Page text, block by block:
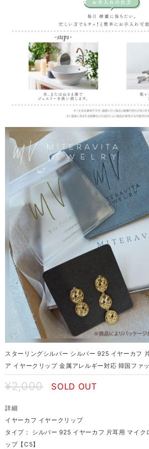
スターリングシルバー シルバー 925 イヤーカフ
ア イヤークリップ 金属アレルギー対応 韓国ファ
¥2,000 SOLD OUT
詳細
イヤーカフ イヤークリップ
タイプ： シルバー 925 イヤーカフ 片耳用 マイク
ップ【C5】